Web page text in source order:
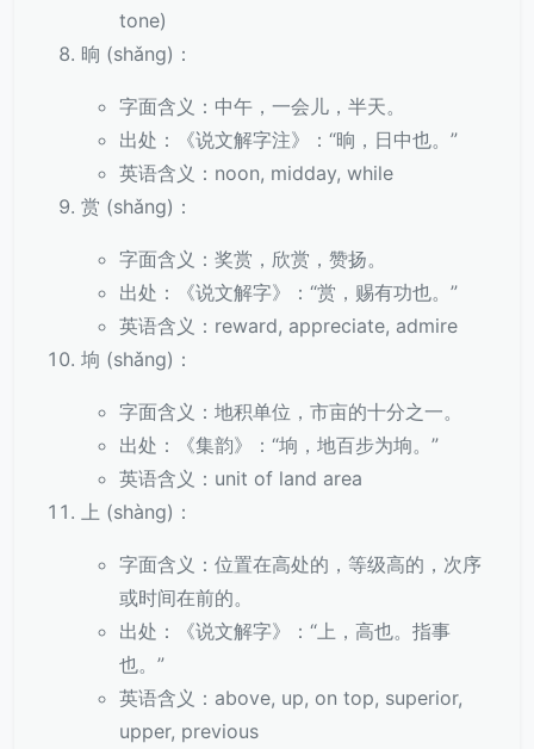
tone)
晌 (shǎng)：
字面含义：中午，一会儿，半天。
出处：《说文解字注》：“晌，日中也。”
英语含义：noon, midday, while
赏 (shǎng)：
字面含义：奖赏，欣赏，赞扬。
出处：《说文解字》：“赏，赐有功也。”
英语含义：reward, appreciate, admire
垧 (shǎng)：
字面含义：地积单位，市亩的十分之一。
出处：《集韵》：“垧，地百步为垧。”
英语含义：unit of land area
上 (shàng)：
字面含义：位置在高处的，等级高的，次序
或时间在前的。
出处：《说文解字》：“上，高也。指事
也。”
英语含义：above, up, on top, superior,
upper, previous